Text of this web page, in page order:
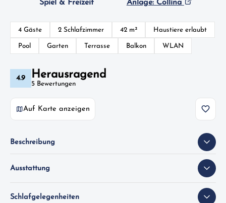
Spiel & Freizeit
Anlage: Collina
4 Gäste 2 Schlafzimmer 42 m² Haustiere erlaubt
Pool Garten Terrasse Balkon WLAN
4.9 Herausragend
5 Bewertungen
Auf Karte anzeigen
Beschreibung
Ausstattung
Schlafgelegenheiten